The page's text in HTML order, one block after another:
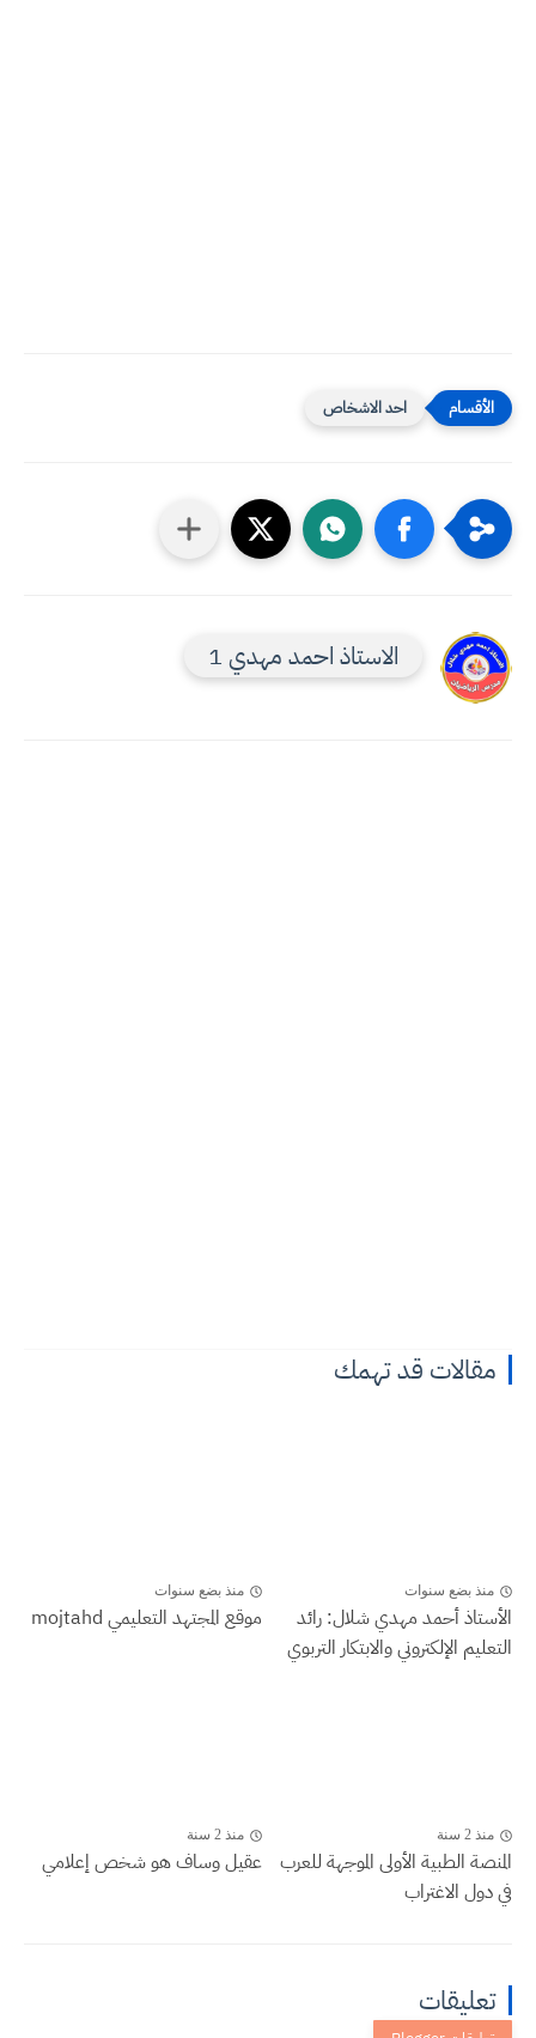
احد الاشخاص
الاستاذ احمد مهدي 1
مقالات قد تهمك
منذ بضع سنوات
الأستاذ أحمد مهدي شلال: رائد
التعليم الإلكتروني والابتكار التربوي
منذ بضع سنوات
موقع المجتهد التعليمي mojtahd
منذ 2 سنة
المنصة الطبية الأولى الموجهة للعرب
في دول الاغتراب
منذ 2 سنة
عقيل وساف هو شخص إعلامي
تعليقات